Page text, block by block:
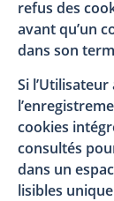
refus des
avant qu’un
dans son
Si
cookies
consultés
dans un
lisibles